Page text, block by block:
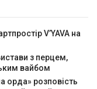
V’YAVA на
з перцем,
вайбом
орда» розповість